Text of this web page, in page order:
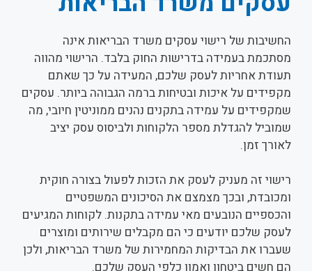
החשיבות של רישוי עסקים משרד הבריאות אינה
מסתכמת בעמידה בדרישות החוק בלבד. הרישוי מהווה
תעודת אחריות לעסק שלכם, המעידה על כך שאתם
מקפידים על איכות ובטיחות ברמה הגבוהה ביותר. עסקים
שמקפידים על עמידה בתקנים נהנים ממוניטין חיובי, מה
שמוביל להגדלת מספר הלקוחות ולביסוס עסק יציב
לאורך זמן.
רישוי זה מעניק לעסק את הזכות לפעול בצורה חוקית
ומכובדת, ובכך מצמצם את הסיכונים המשפטיים
והכספיים הנובעים מאי עמידה בתקנות. לקוחות המגיעים
לעסק שלכם יודעים כי הם מקבלים שירותים ומוצרים
שעברו את הבדיקות המחמירות של משרד הבריאות, ולכן
הם חשים ביטחון ואמון כלפי העסק שלכם.